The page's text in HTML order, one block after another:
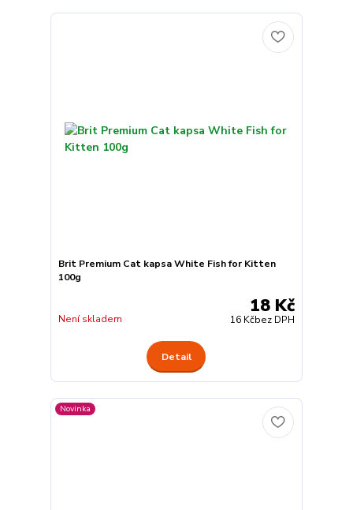
Brit Premium Cat kapsa White Fish for Kitten
100g
18 Kč
16 Kčbez DPH
Není skladem
Detail
Novinka